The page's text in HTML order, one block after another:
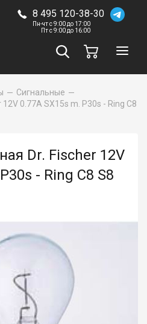
8 495 120-38-30
Пн-чт с 9:00 до 17:00
Пт с 9:00 до 16:00
Сигнальные
0.77A SX15s m. P30s - Ring C8
Dr. Fischer 12V
- Ring C8 S8